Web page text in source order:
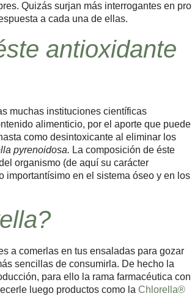
Quizás surjan más interrogantes en pro
a cada una de ellas.
antioxidante
muchas instituciones científicas
alimenticio, por el aporte que puede
como desintoxicante al eliminar los
pyrenoidosa. La composición de éste
organismo (de aquí su carácter
importantísimo en el sistema óseo y en los
a comerlas en tus ensaladas para gozar
sencillas de consumirla. De hecho la
para ello la rama farmacéutica con
luego productos como la Chlorella®